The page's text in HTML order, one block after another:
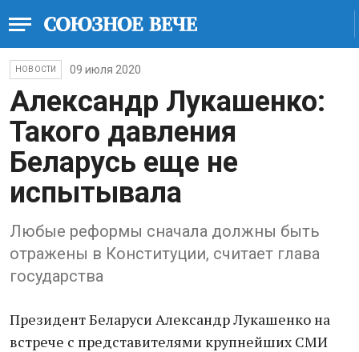
НОВОСТИ 09 июля 2020
Александр Лукашенко:
Такого давления
Беларусь еще не
испытывала
Любые реформы сначала должны быть
отражены в Конституции, считает глава
государства
Президент Беларуси Александр Лукашенко на
встрече с представителями крупнейших СМИ